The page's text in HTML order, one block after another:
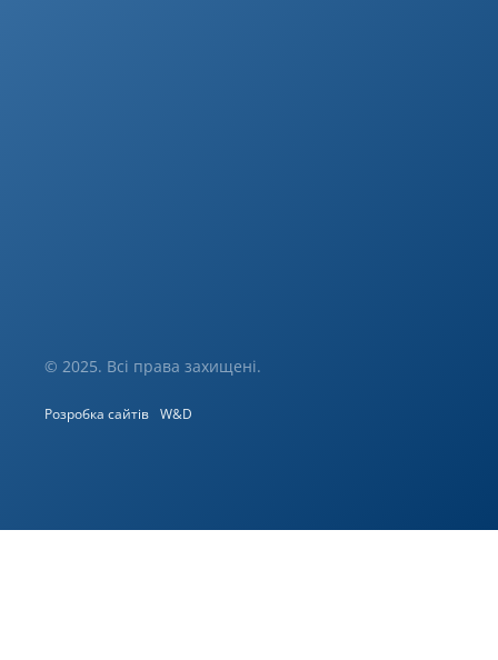
© 2025. Всі права захищені.
Розробка сайтів W&D